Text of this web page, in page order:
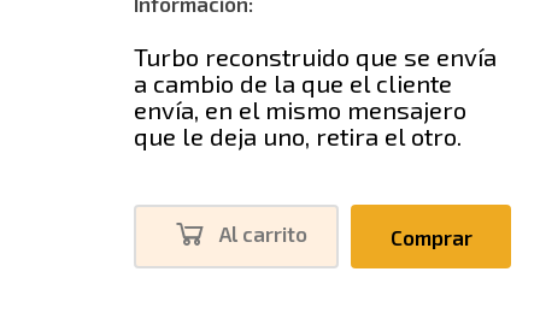
Turbo reconstruido que se envía
a cambio de la que el cliente
envía, en el mismo mensajero
que le deja uno, retira el otro.
Al carrito Comprar